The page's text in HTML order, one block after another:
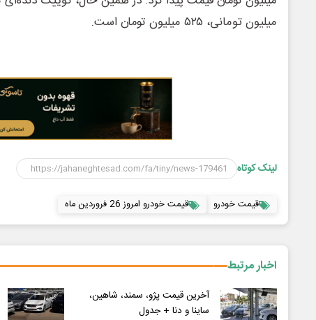
میلیون تومانی، ۵۲۵ میلیون تومان است.
لینک کوتاه
قیمت خودرو قیمت خودرو امروز 26 فروردین ماه
اخبار مرتبط
آخرین قیمت پژو، سمند، شاهین،
ساینا و دنا + جدول